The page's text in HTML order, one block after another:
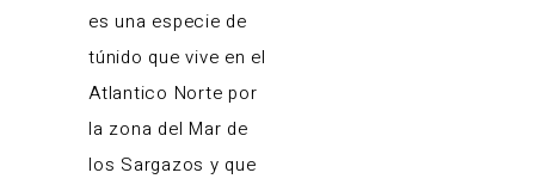
es una especie de
túnido que vive en el
Atlantico Norte por
la zona del Mar de
los Sargazos y que